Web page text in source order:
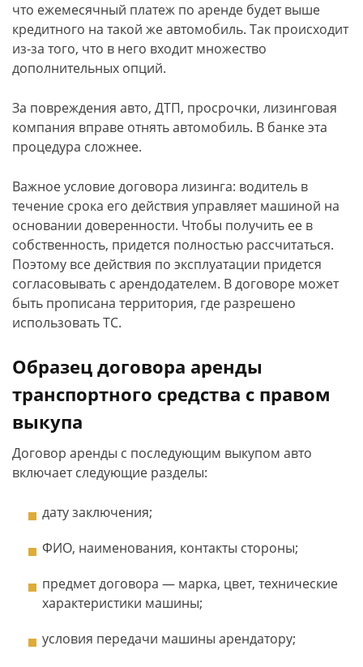
что ежемесячный платеж по аренде будет выше
кредитного на такой же автомобиль. Так происходит
из-за того, что в него входит множество
дополнительных опций.
За повреждения авто, ДТП, просрочки, лизинговая
компания вправе отнять автомобиль. В банке эта
процедура сложнее.
Важное условие договора лизинга: водитель в
течение срока его действия управляет машиной на
основании доверенности. Чтобы получить ее в
собственность, придется полностью рассчитаться.
Поэтому все действия по эксплуатации придется
согласовывать с арендодателем. В договоре может
быть прописана территория, где разрешено
использовать ТС.
Образец договора аренды
транспортного средства с правом
выкупа
Договор аренды с последующим выкупом авто
включает следующие разделы:
дату заключения;
ФИО, наименования, контакты стороны;
предмет договора — марка, цвет, технические
характеристики машины;
условия передачи машины арендатору;